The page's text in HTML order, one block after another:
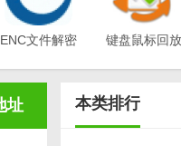
ENC文件解密
键盘鼠标回放
址 本类排行